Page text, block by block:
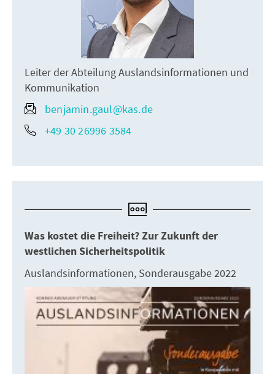
Leiter der Abteilung Auslandsinformationen und
Kommunikation
benjamin.gaul@kas.de
+49 30 26996 3584
Was kostet die Freiheit? Zur Zukunft der
westlichen Sicherheitspolitik
Auslandsinformationen, Sonderausgabe 2022